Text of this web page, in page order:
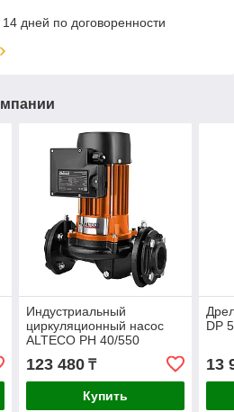
дней по договоренности
Индустриальный
циркуляционный насос
ALTECO PH 40/550
123 480₸
Купить
DP
13